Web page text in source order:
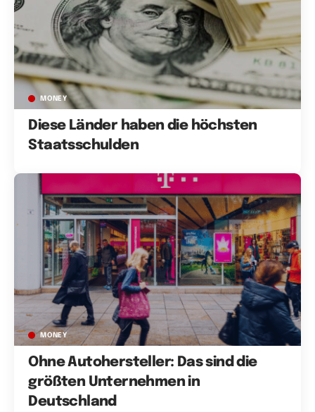
MONEY
Diese Länder haben die höchsten
Staatsschulden
MONEY
Ohne Autohersteller: Das sind die
größten Unternehmen in
Deutschland